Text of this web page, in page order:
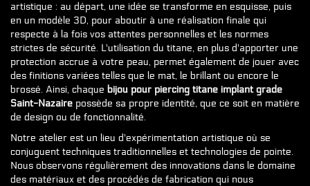
artistique : au départ, une idée se transforme en esquisse, puis
en un modèle 3D, pour aboutir à une réalisation finale qui
respecte à la fois vos attentes personnelles et les normes
strictes de sécurité. L'utilisation du titane, en plus d'apporter une
protection accrue à votre peau, permet également de jouer avec
des finitions variées telles que le mat, le brillant ou encore le
brossé. Ainsi, chaque bijou pour piercing titane implant grade
Saint-Nazaire possède sa propre identité, que ce soit en matière
de design ou de fonctionnalité.
Notre atelier est un lieu d'expérimentation artistique où se
conjuguent techniques traditionnelles et technologies de pointe.
Nous observons régulièrement des innovations dans le domaine
des matériaux et des procédés de fabrication qui nous